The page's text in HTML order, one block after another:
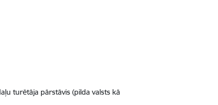
turētāja pārstāvis (pilda valsts kā